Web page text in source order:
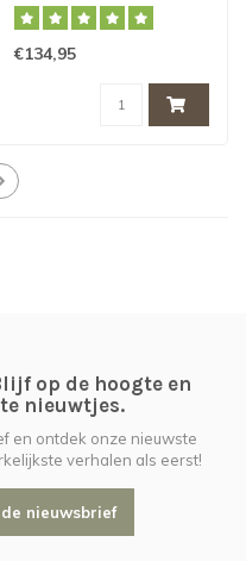
€134,95
op de hoogte en
nieuwtjes.
en ontdek onze nieuwste
verhalen als eerst!
nieuwsbrief